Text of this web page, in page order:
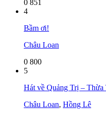
0 851
4
Bầm ơi!
Châu Loan
0 800
5
Hát về Quảng Trị – Thừa
Châu Loan, Hồng Lê